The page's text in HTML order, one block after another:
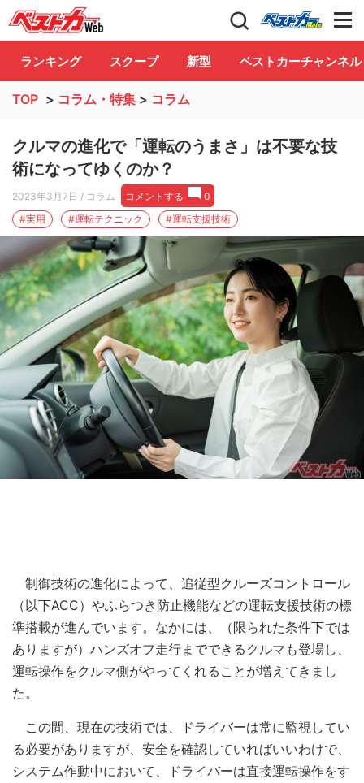
自動車情報誌「ベストカー」 Club
ランキング スクープ 新型 ベストカーチャンネル
TOP > コラム・特集 > コラム
クルマの進化で「運転のうまさ」は不要な技
術になってゆくのか？
2023年3月7日 / コラム コメントする
0
#実用
#運転テクニック #運転支援技術
制御技術の進化によって、追従型クルーズコントロール
（以下ACC）やふらつき防止機能などの運転支援技術の標
準搭載が進んでいます。なかには、（限られた条件下では
ありますが）ハンズオフ走行までできるクルマも登場し、
運転操作をクルマ側がやってくれることが増えてきまし
た。
この間、現在の技術では、ドライバーは常に監視してい
る必要がありますが、安全を確認していればいいわけで、
システム作動中において、ドライバーは直接運転操作をす